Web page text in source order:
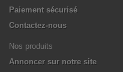
Paiement sécurisé
Contactez-nous
Nos produits
Annoncer sur notre site